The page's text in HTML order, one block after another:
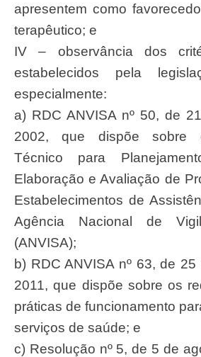
apresentem como
terapêutico; e
IV – observância dos
estabelecidos pela
especialmente:
a) RDC ANVISA nº 50, de
2002, que dispõe sobre
Técnico para
Elaboração e Avaliação de
Estabelecimentos de
Agência Nacional de
(ANVISA);
b) RDC ANVISA nº 63, de
2011, que dispõe sobre os
práticas de funcionamento
serviços de saúde; e
c) Resolução nº 5, de 5 de